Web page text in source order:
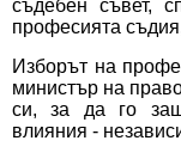
съдебен съвет,
професията
Изборът на
министър на
си, за да го
влияния -